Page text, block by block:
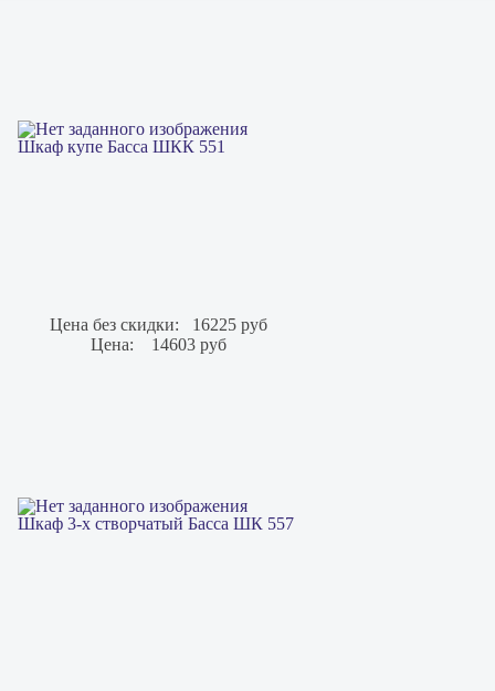
Шкаф купе Басса ШКК 551
Цена без скидки:
16225 руб
Цена:
14603 руб
Шкаф 3-х створчатый Басса ШК 557